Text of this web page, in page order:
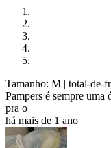
Tamanho: M | total-de-
Pampers é sempre
pra o
há mais de 1 ano